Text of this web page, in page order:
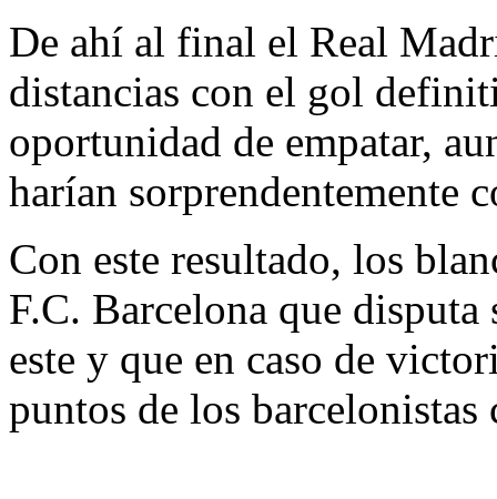
De ahí al final el Real
distancias con el gol
oportunidad de empatar,
harían sorprendentemente
Con este resultado, los
F.C. Barcelona que
este y que en caso de
puntos de los